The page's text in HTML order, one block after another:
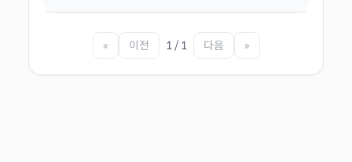
« 이전 1 / 1 다음 »